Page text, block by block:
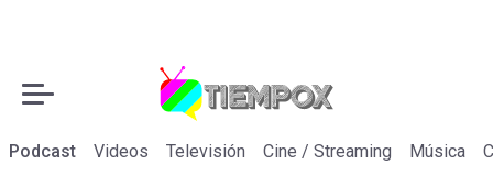
Podcast Videos Televisión Cine / Streaming Música